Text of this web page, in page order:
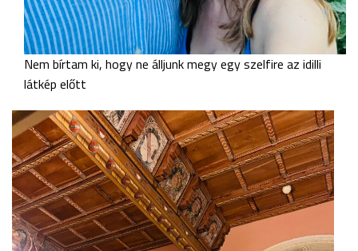
Nem bírtam ki, hogy ne álljunk megy egy szelfire az idilli
látkép előtt